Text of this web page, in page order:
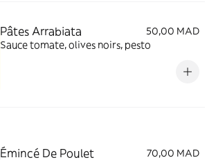
Pâtes Arrabiata
50,00 MAD
Sauce tomate, olives noirs, pesto
Émincé De Poulet
70,00 MAD